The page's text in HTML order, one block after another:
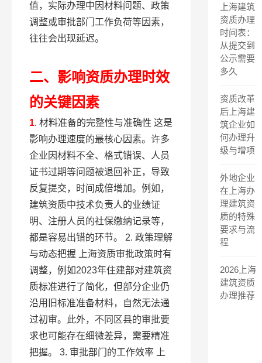
值，实际办理中因材料问题、政策
调整或审批部门工作负荷等因素，
往往会出现延迟。
二、影响资质办理时效
的关键因素
1. 材料准备的完整性与准确性 这是
影响办理速度的最核心因素。许多
企业因材料不全、格式错误、人员
证书过期等问题被退回补正，导致
反复提交，时间成倍增加。例如，
建筑资质中技术负责人的业绩证
明、注册人员的社保缴纳记录等，
都是容易出错的环节。 2. 政策理解
与动态把握 上海资质审批政策时有
调整，例如2023年住建部对建筑资
质标准进行了简化，但部分企业仍
沿用旧标准准备材料，自然无法通
过初审。此外，不同区县的审批要
求也可能存在细微差异，需要精准
把握。 3. 审批部门的工作效率 上
上海建筑
资质办理
时间表：
从提交到
公示需要
多久
资质改革
后上海建
筑企业如
何办理升
级与增项
外地企业
在上海办
理建筑资
质的特殊
要求与流
程
2026上海
建筑资质
办理推荐